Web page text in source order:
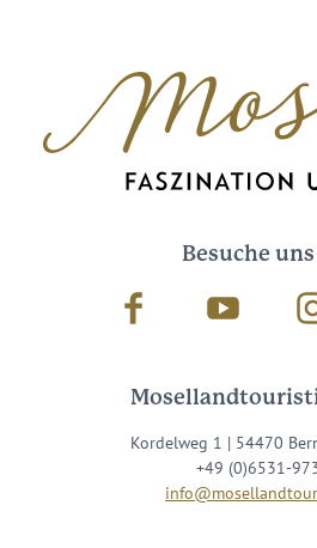
Besuche
Facebook Youtube
Kordelweg 1 | 54470
+49 (0)6531-